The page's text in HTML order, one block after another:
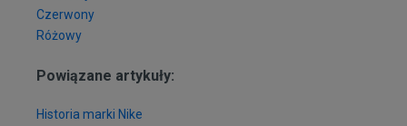
Czerwony
Różowy
Powiązane artykuły:
Historia marki Nike